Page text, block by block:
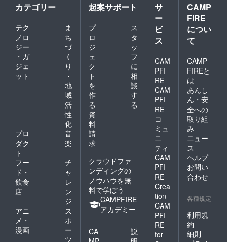
ム』を
ご記入
くださ
い。ご
記入さ
方はID
番号の
み表示
されま
す。
カテゴリー
テク
ノロ
ジー
・ガ
ジェ
ット
ま
ち
づ
く
り
・
地
域
活
性
化
プロ
ダク
ト
音
楽
フー
ド・
飲食
店
チ
ャ
レ
ン
ジ
アニ
メ・
漫画
ス
ポ
ー
ツ
起案サポート
プ
ロ
ジ
ェ
ク
ト
を
作
る
ス
タ
ッ
フ
に
相
談
す
る
資
料
請
求
クラウドファ
ンディングの
ノウハウを無
料で学ぼう
CAMPFIRE
アカデミー
CA
説
サ
ー
ビ
ス
CAM
PFI
RE
CAM
PFI
RE
コ
ミュ
ニ
ティ
CAM
PFI
RE
Crea
tion
CAM
PFI
RE
for
CAMP
FIRE
につい
て
CAMP
FIREと
は
あんし
ん・安
全への
取り組
み
ニュー
ス
ヘルプ
お問い
合わせ
各種規定
利用規
約
細則